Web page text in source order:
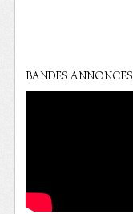
BANDES ANNONCES